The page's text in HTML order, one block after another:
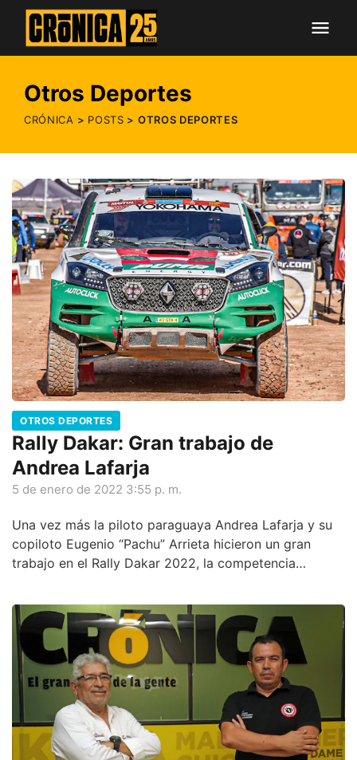
Otros Deportes
CRÓNICA POSTS OTROS DEPORTES
OTROS DEPORTES
Rally Dakar: Gran trabajo de
Andrea Lafarja
5 de enero de 2022 3:55 p. m.
Una vez más la piloto paraguaya Andrea Lafarja y su
copiloto Eugenio “Pachu” Arrieta hicieron un gran
trabajo en el Rally Dakar 2022, la competencia